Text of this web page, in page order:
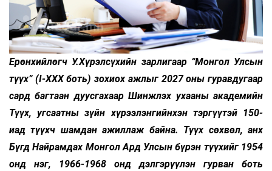
Ерөнхийлөгч У.Хүрэлсүхийн зарлигаар “Монгол Улсын
түүх” (I-XXX боть) зохиох ажлыг 2027 оны гуравдугаар
сард багтаан дуусгахаар Шинжлэх ухааны академийн
Түүх, угсаатны зүйн хүрээлэнгийнхэн тэргүүтэй 150-
иад түүхч шамдан ажиллаж байна. Түүх сөхвөл, анх
Бүгд Найрамдах Монгол Ард Улсын бүрэн түүхийг 1954
онд нэг, 1966-1968 онд дэлгэрүүлэн гурван боть